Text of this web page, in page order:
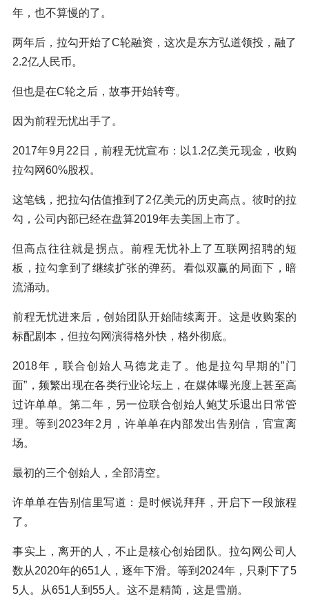
年，也不算慢的了。
两年后，拉勾开始了C轮融资，这次是东方弘道领投，融了
2.2亿人民币。
但也是在C轮之后，故事开始转弯。
因为前程无忧出手了。
2017年9月22日，前程无忧宣布：以1.2亿美元现金，收购
拉勾网60%股权。
这笔钱，把拉勾估值推到了2亿美元的历史高点。彼时的拉
勾，公司内部已经在盘算2019年去美国上市了。
但高点往往就是拐点。前程无忧补上了互联网招聘的短
板，拉勾拿到了继续扩张的弹药。看似双赢的局面下，暗
流涌动。
前程无忧进来后，创始团队开始陆续离开。这是收购案的
标配剧本，但拉勾网演得格外快，格外彻底。
2018年，联合创始人马德龙走了。他是拉勾早期的”门
面”，频繁出现在各类行业论坛上，在媒体曝光度上甚至高
过许单单。第二年，另一位联合创始人鲍艾乐退出日常管
理。等到2023年2月，许单单在内部发出告别信，官宣离
场。
最初的三个创始人，全部清空。
许单单在告别信里写道：是时候说拜拜，开启下一段旅程
了。
事实上，离开的人，不止是核心创始团队。拉勾网公司人
数从2020年的651人，逐年下滑。等到2024年，只剩下了5
5人。从651人到55人。这不是精简，这是雪崩。